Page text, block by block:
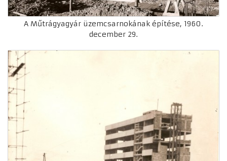
A Műtrágyagyár üzemcsarnokának építése, 1960.
december 29.